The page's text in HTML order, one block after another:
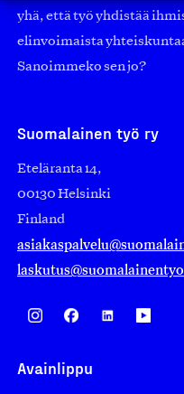
yhä, että työ yhdistää
elinvoimaista
Sanoimmeko sen jo?
Suomalainen työ ry
Eteläranta 14,
00130 Helsinki
Finland
Avainlippu